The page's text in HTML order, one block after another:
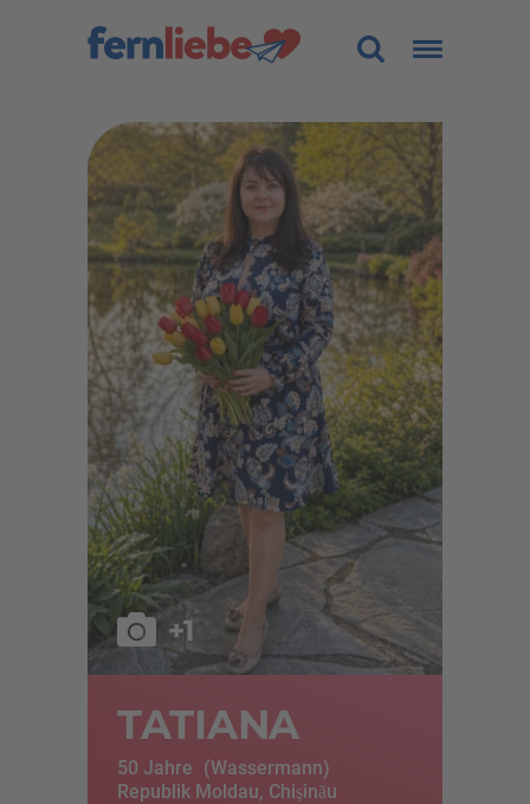
Alter
Figur Alle
Größe (cm) -
Gewicht (kg) -
Haarfarbe Alle
Sortierung
Traumfrau finden
+1
TATIANA
50 Jahre (Wassermann)
Republik Moldau, Chişinău